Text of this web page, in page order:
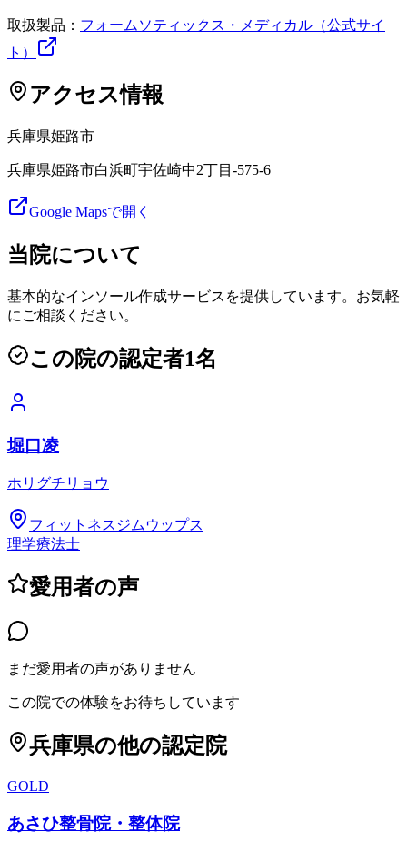
取扱製品： フォームソティックス・メディカル（公式サイ
ト）
アクセス情報
兵庫県姫路市
兵庫県姫路市白浜町宇佐崎中2丁目-575-6
Google Mapsで開く
当院について
基本的なインソール作成サービスを提供しています。お気軽
にご相談ください。
この院の認定者1名
堀口凌
ホリグチリョウ
フィットネスジムウップス
理学療法士
愛用者の声
まだ愛用者の声がありません
この院での体験をお待ちしています
兵庫県の他の認定院
GOLD
あさひ整骨院・整体院